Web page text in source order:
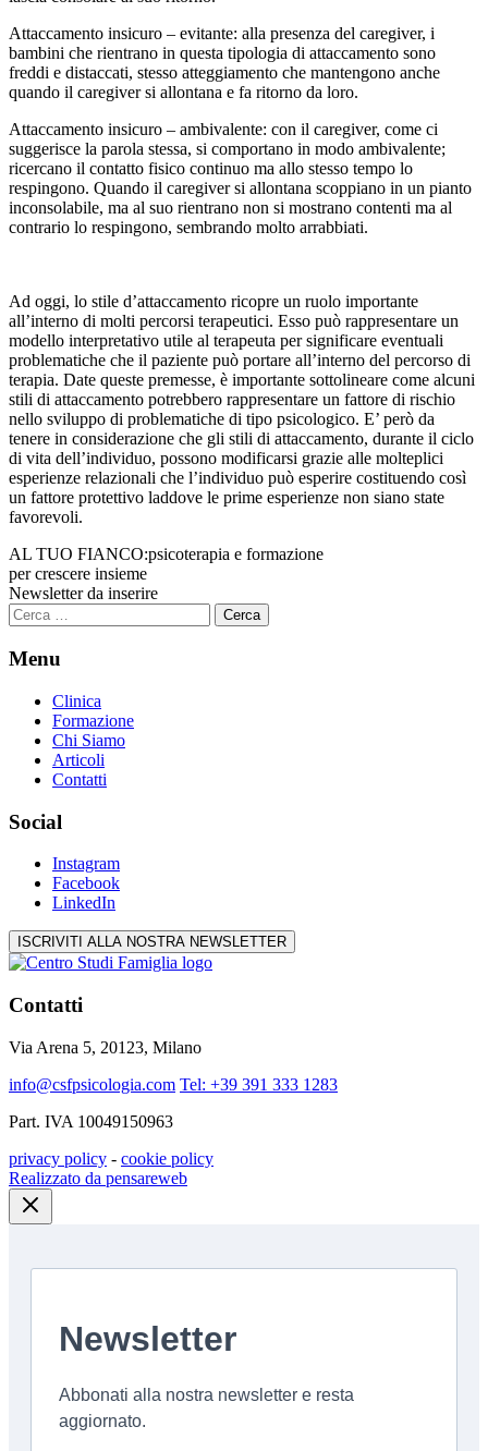
Attaccamento insicuro – evitante: alla presenza del caregiver, i
bambini che rientrano in questa tipologia di attaccamento sono
freddi e distaccati, stesso atteggiamento che mantengono anche
quando il caregiver si allontana e fa ritorno da loro.
Attaccamento insicuro – ambivalente: con il caregiver, come ci
suggerisce la parola stessa, si comportano in modo ambivalente;
ricercano il contatto fisico continuo ma allo stesso tempo lo
respingono. Quando il caregiver si allontana scoppiano in un pianto
inconsolabile, ma al suo rientrano non si mostrano contenti ma al
contrario lo respingono, sembrando molto arrabbiati.
Ad oggi, lo stile d’attaccamento ricopre un ruolo importante
all’interno di molti percorsi terapeutici. Esso può rappresentare un
modello interpretativo utile al terapeuta per significare eventuali
problematiche che il paziente può portare all’interno del percorso di
terapia. Date queste premesse, è importante sottolineare come alcuni
stili di attaccamento potrebbero rappresentare un fattore di rischio
nello sviluppo di problematiche di tipo psicologico. E’ però da
tenere in considerazione che gli stili di attaccamento, durante il ciclo
di vita dell’individuo, possono modificarsi grazie alle molteplici
esperienze relazionali che l’individuo può esperire costituendo così
un fattore protettivo laddove le prime esperienze non siano state
favorevoli.
AL TUO FIANCO:psicoterapia e formazione
per crescere insieme
Newsletter da inserire
Ricerca
per:
Menu
Clinica
Formazione
Chi Siamo
Articoli
Contatti
Social
Instagram
Facebook
LinkedIn
ISCRIVITI ALLA NOSTRA NEWSLETTER
Contatti
Via Arena 5, 20123, Milano
info@csfpsicologia.com Tel: +39 391 333 1283
Part. IVA 10049150963
privacy policy - cookie policy
Realizzato da pensareweb